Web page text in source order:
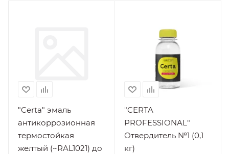
"Certa" эмаль
антикоррозионная
термостойкая
желтый (~RAL1021) до
"CERTA
PROFESSIONAL"
Отвердитель №1 (0,1
кг)